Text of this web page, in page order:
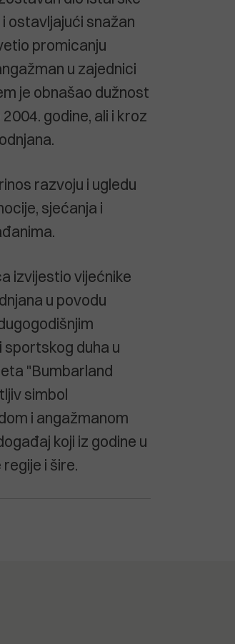
ostavljajući snažan
promicanju
u zajednici
je obnašao dužnost
godine, ali i kroz
razvoju i ugledu
sjećanja i
izvijestio vijećnike
u povodu
duha u
"Bumbarland
simbol
i angažmanom
koji iz godine u
i šire.